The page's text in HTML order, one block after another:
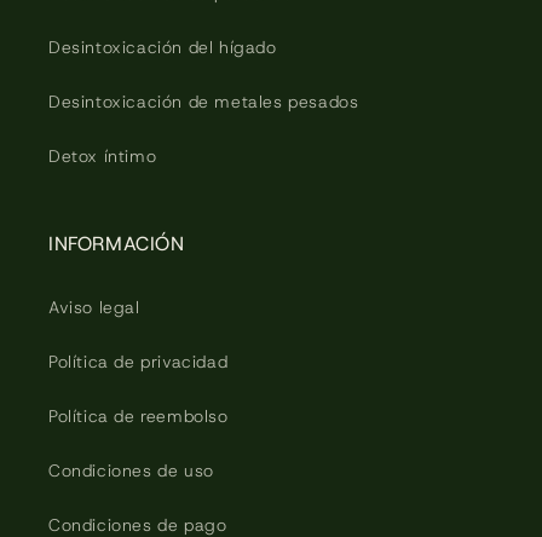
Desintoxicación del hígado
Desintoxicación de metales pesados
Detox íntimo
INFORMACIÓN
Aviso legal
Política de privacidad
Política de reembolso
Condiciones de uso
Condiciones de pago